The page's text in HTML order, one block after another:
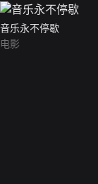
音乐永不停歇
电影